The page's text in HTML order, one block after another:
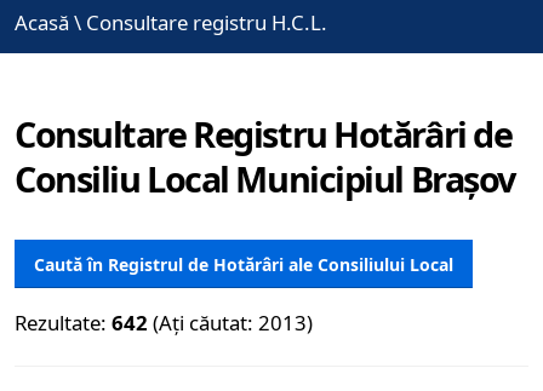
Acasă \ Consultare registru H.C.L.
Consultare Registru Hotărâri de
Consiliu Local Municipiul Brașov
Caută în Registrul de Hotărâri ale Consiliului Local
Rezultate: 642 (Ați căutat: 2013)